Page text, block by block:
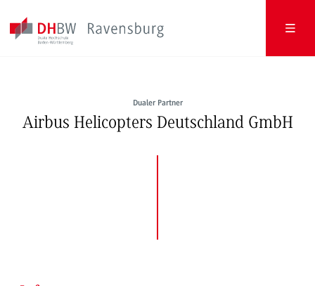
Dualer Partner
Airbus Helicopters Deutschland GmbH